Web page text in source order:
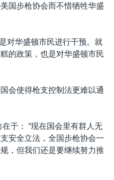
国步枪协会而不惜牺牲华盛
对华盛顿市民进行干预。就
的政策，也是对华盛顿市民
会使得枪支控制法更难以通
于： “现在国会里有群人无
安全立法，全国步枪协会一
，但我们还是要继续努力推